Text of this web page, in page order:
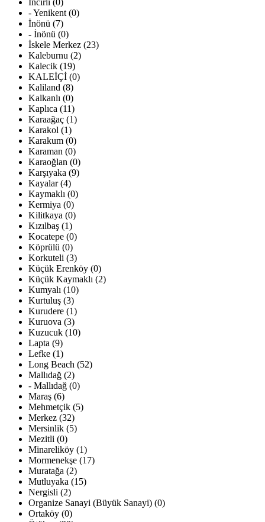
İncirli (0)
- Yenikent (0)
İnönü (7)
- İnönü (0)
İskele Merkez (23)
Kaleburnu (2)
Kalecik (19)
KALEİÇİ (0)
Kaliland (8)
Kalkanlı (0)
Kaplıca (11)
Karaağaç (1)
Karakol (1)
Karakum (0)
Karaman (0)
Karaoğlan (0)
Karşıyaka (9)
Kayalar (4)
Kaymaklı (0)
Kermiya (0)
Kilitkaya (0)
Kızılbaş (1)
Kocatepe (0)
Köprülü (0)
Korkuteli (3)
Küçük Erenköy (0)
Küçük Kaymaklı (2)
Kumyalı (10)
Kurtuluş (3)
Kurudere (1)
Kuruova (3)
Kuzucuk (10)
Lapta (9)
Lefke (1)
Long Beach (52)
Mallıdağ (2)
- Mallıdağ (0)
Maraş (6)
Mehmetçik (5)
Merkez (32)
Mersinlik (5)
Mezitli (0)
Minareliköy (1)
Mormenekşe (17)
Muratağa (2)
Mutluyaka (15)
Nergisli (2)
Organize Sanayi (Büyük Sanayi) (0)
Ortaköy (0)